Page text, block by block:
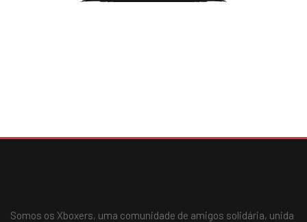
Somos os Xboxers, uma comunidade de amigos solidária, unida